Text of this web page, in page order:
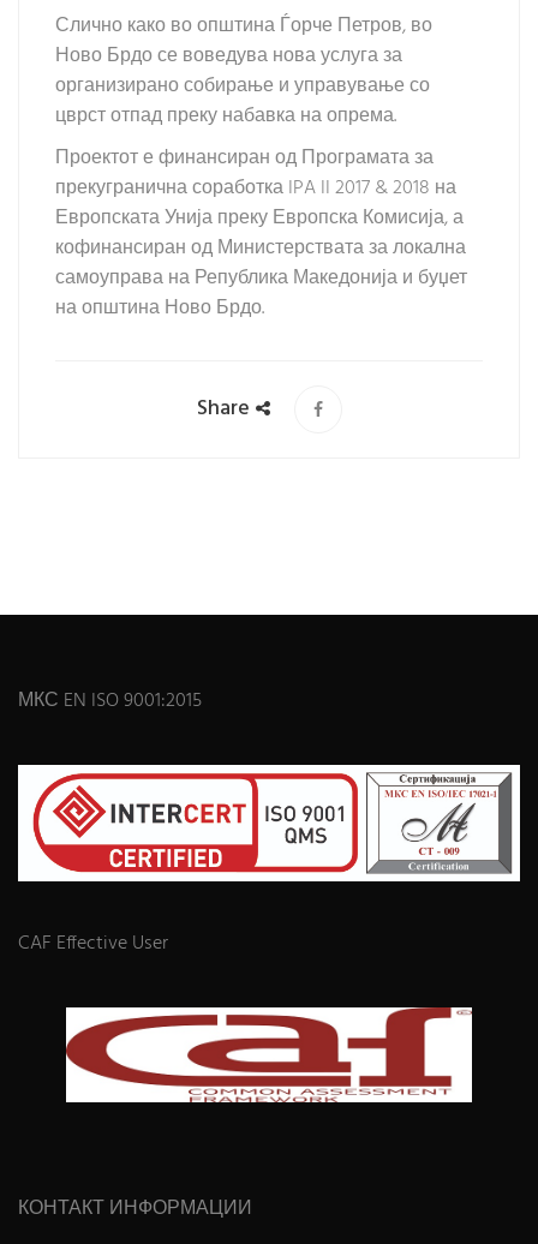
Слично како во општина Ѓорче Петров, во
Ново Брдо се воведува нова услуга за
организирано собирање и управување со
цврст отпад преку набавка на опрема.
Проектот е финансиран од Програмата за
прекугранична соработка IPA II 2017 & 2018 на
Европската Унија преку Европска Комисија, а
кофинансиран од Министерствата за локална
самоуправа на Република Македонија и буџет
на општина Ново Брдо.
Share
МКС EN ISO 9001:2015
CAF Effective User
КОНТАКТ ИНФОРМАЦИИ